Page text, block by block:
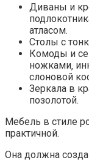
Диваны и
атласом.
Столы с
Комоды и
ножками‚
слоновой
Зеркала в
позолотой.
Мебель в стиле
практичной.
Она должна